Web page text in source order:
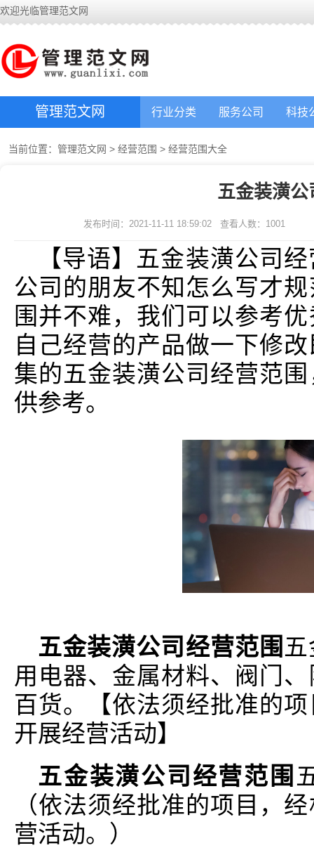
欢迎光临管理范文网
管理范文网 行业分类 服务公司 科技
当前位置： 管理范文网 > 经营范围 > 经营范围大全
五金装潢
发布时间：2021-11-11 18:59:02 查看人数： 1001
【导语】五金装潢公司
公司的朋友不知怎么写才
围并不难，我们可以参考
自己经营的产品做一下修
集的五金装潢公司经营范
供参考。
五金装潢公司经营范围
用电器、金属材料、阀门
百货。【依法须经批准的
开展经营活动】
五金装潢公司经营范围
（依法须经批准的项目，
营活动。）